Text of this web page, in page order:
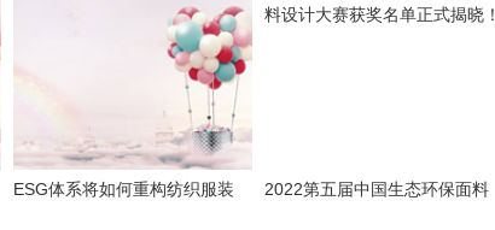
ESG体系将如何重构纺织服装
2022第五届中国生态环保面料